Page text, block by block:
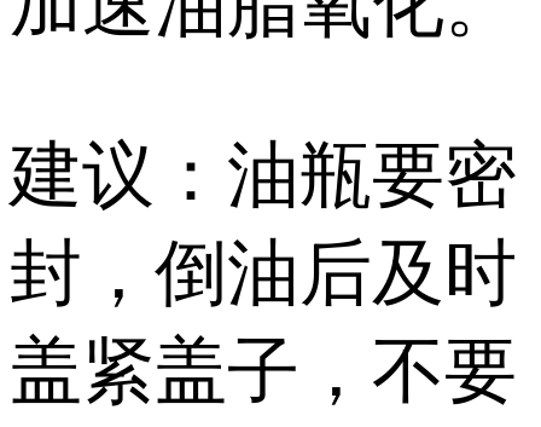
建议：油瓶要密
封，倒油后及时
盖紧盖子，不要